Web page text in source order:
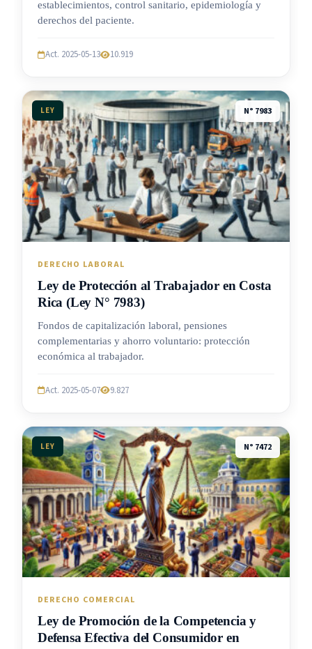
establecimientos, control sanitario, epidemiología y
derechos del paciente.
Act. 2025-05-13 10.919
LEY N° 7983
DERECHO LABORAL
Ley de Protección al Trabajador en Costa
Rica (Ley N° 7983)
Fondos de capitalización laboral, pensiones
complementarias y ahorro voluntario: protección
económica al trabajador.
Act. 2025-05-07 9.827
LEY N° 7472
DERECHO COMERCIAL
Ley de Promoción de la Competencia y
Defensa Efectiva del Consumidor en